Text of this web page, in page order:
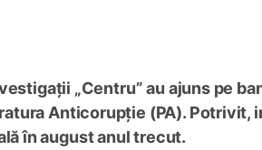
„Centru” au ajuns pe
Anticorupție (PA). Potrivit,
în august anul trecut.